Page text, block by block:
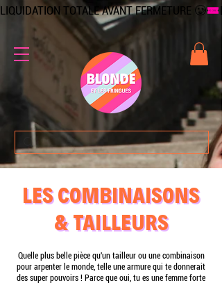
LIQUIDATION TOTALE AVANT FERMETURE 🥲
LES COMBINAISONS
& TAILLEURS
LES COMBINAISONS
& TAILLEURS
Quelle plus belle pièce qu'un tailleur ou une combinaison
pour arpenter le monde, telle une armure qui te donnerait
des super pouvoirs ! Parce que oui, tu es une femme forte